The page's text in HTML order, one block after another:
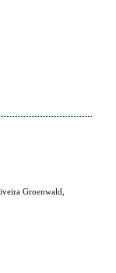
Groenwald,